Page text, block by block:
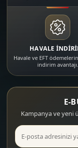
HAVALE
Havale ve EFT
indirim avantajı.
E-
Kampanya ve yeni